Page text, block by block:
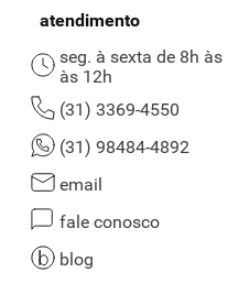
atendimento
seg. à sexta de 8h
às 12h
(31) 3369-4550
(31) 98484-4892
email
fale conosco
blog